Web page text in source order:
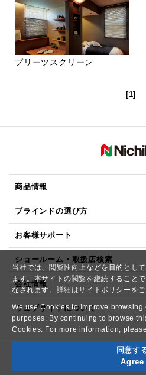
当社では、閲覧性向上などを目的とし
ます。本サイトの閲覧を継続すること
なされます。詳細はサイトポリシー を
We use Cookies to improve
purposes. By continuing to browse
Cookies. For more information,
同意す
Agree
プリーツスクリーン
[1]
商品情報
ブラインドの選び方
お客様サポート
ショールーム・取扱店検索
会社情報
ウェブサイトについて
Copyright© NICHIBEI